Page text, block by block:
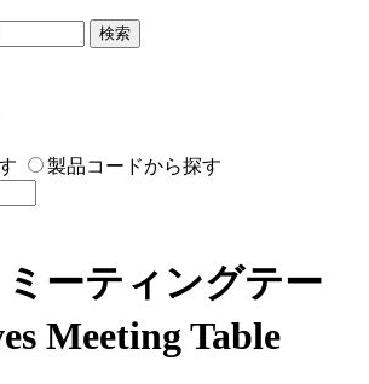
検索
製品コードから探す
ーティングテー
Meeting Table